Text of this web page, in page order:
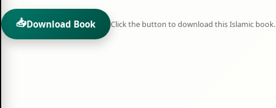
📥Download Book Click the button to download this Islamic book.